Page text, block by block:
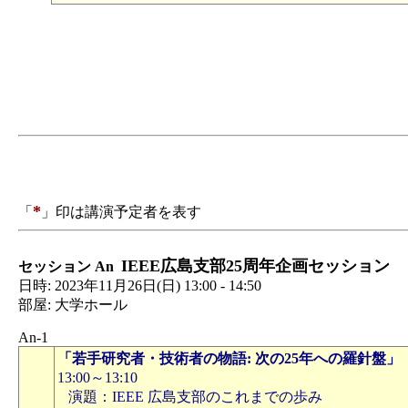
「 * 」印は講演予定者を表す
セッション An IEEE広島支部25周年企画セッション
日時: 2023年11月26日(日) 13:00 - 14:50
部屋: 大学ホール
An-1
「若手研究者・技術者の物語: 次の25年への羅針盤」
13:00～13:10
演題：IEEE 広島支部のこれまでの歩み